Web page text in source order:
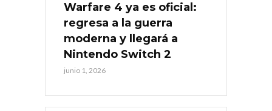
Warfare 4 ya es oficial:
regresa a la guerra
moderna y llegará a
Nintendo Switch 2
junio 1, 2026